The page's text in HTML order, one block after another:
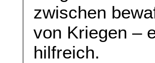
zwischen
von Kriegen –
hilfreich.